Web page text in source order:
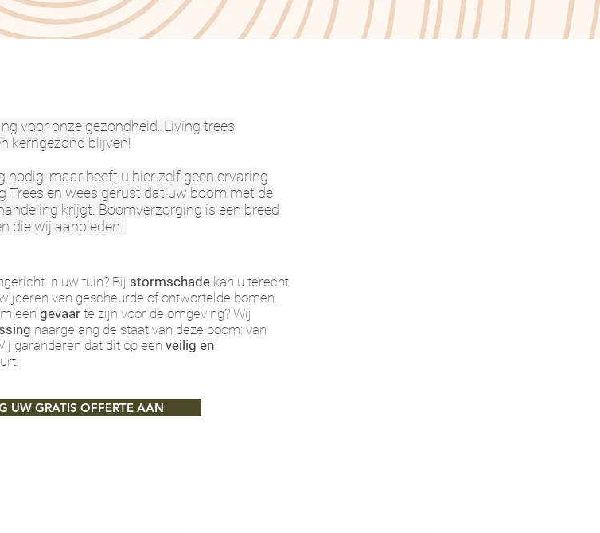
voor onze gezondheid. Living trees
kerngezond blijven!
maar heeft u hier zelf geen ervaring
Trees en wees gerust dat uw boom met de
krijgt. Boomverzorging is een breed
die wij aanbieden.
in uw tuin? Bij stormschade kan u terecht
van gescheurde of ontwortelde bomen.
een gevaar te zijn voor de omgeving? Wij
naargelang de staat van deze boom: van
garanderen dat dit op een veilig en
UW GRATIS OFFERTE AAN